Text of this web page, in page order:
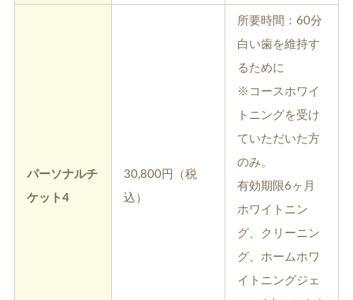
パーソナルチ
ケット4
30,800円（税
込）
所要時間：60分
白い歯を維持す
るために
※コースホワイ
トニングを受け
ていただいた方
のみ。
有効期限6ヶ月
ホワイトニン
グ、クリーニン
グ、ホームホワ
イトニングジェ